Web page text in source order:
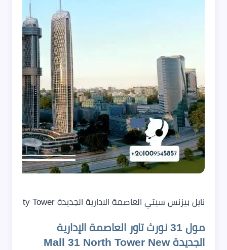
نايل بيزنس سيتي العاصمة الادارية الجديدة Nile Business City Tower
مول 31 نورث تاور العاصمة الإدارية
الجديدة Mall 31 North Tower New